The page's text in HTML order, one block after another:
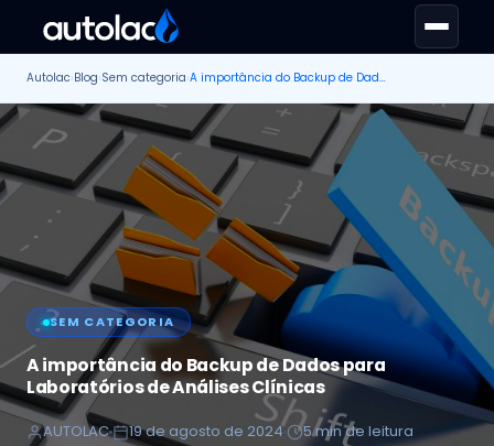
Autolac›Blog›Sem categoria› A importância do Backup de Dados para Laboratórios de Análises Clínicas
SEM CATEGORIA
A importância do Backup de Dados para
Laboratórios de Análises Clínicas
AUTOLAC 19 de agosto de 2024 5 min de leitura